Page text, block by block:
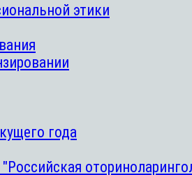
этики
года